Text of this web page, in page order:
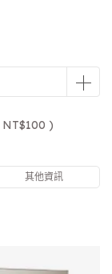
NT$100 )
其他資訊